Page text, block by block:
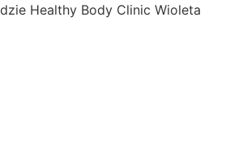
Healthy Body Clinic Wioleta